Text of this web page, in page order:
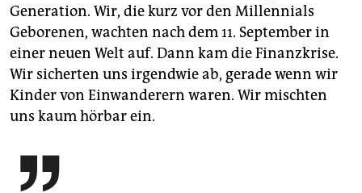
Generation. Wir, die kurz vor den Millennials
Geborenen, wachten nach dem 11. September in
einer neuen Welt auf. Dann kam die Finanzkrise.
Wir sicherten uns irgendwie ab, gerade wenn wir
Kinder von Einwanderern waren. Wir mischten
uns kaum hörbar ein.
